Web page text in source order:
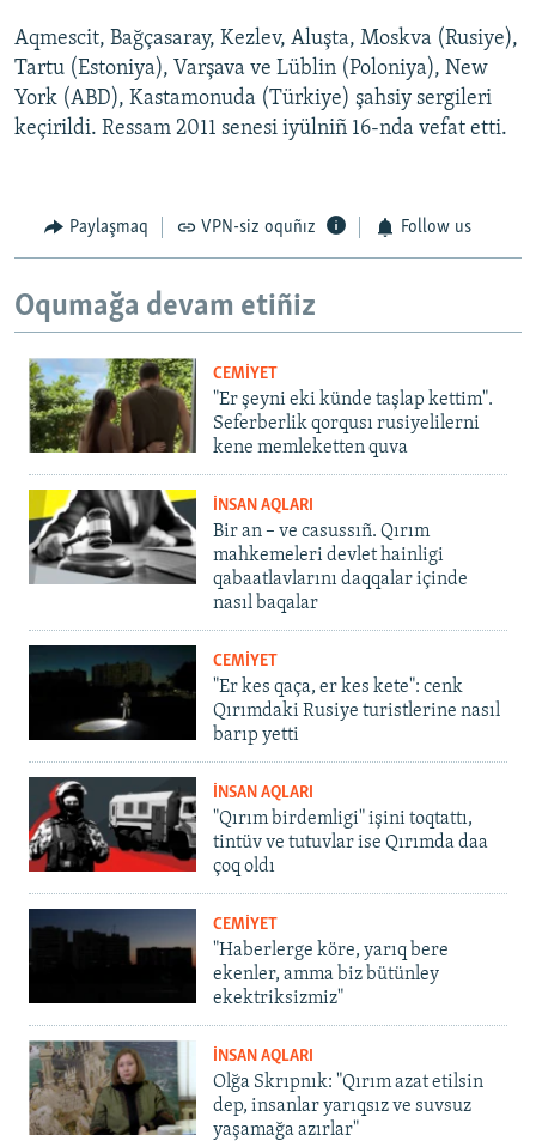
Aqmescit, Bağçasaray, Kezlev, Aluşta, Moskva (Rusiye),
Tartu (Estoniya), Varşava ve Lüblin (Poloniya), New
York (ABD), Kastamonuda (Türkiye) şahsiy sergileri
keçirildi. Ressam 2011 senesi iyülniñ 16-nda vefat etti.
Paylaşmaq VPN-siz oquñız Follow us
Oqumağa devam etiñiz
CEMİYET
"Er şeyni eki künde taşlap kettim".
Seferberlik qorqusı rusiyelilerni
kene memleketten quva
İNSAN AQLARI
Bir an – ve casussıñ. Qırım
mahkemeleri devlet hainligi
qabaatlavlarını daqqalar içinde
nasıl baqalar
CEMİYET
"Er kes qaça, er kes kete": cenk
Qırımdaki Rusiye turistlerine nasıl
barıp yetti
İNSAN AQLARI
"Qırım birdemligi" işini toqtattı,
tintüv ve tutuvlar ise Qırımda daa
çoq oldı
CEMİYET
"Haberlerge köre, yarıq bere
ekenler, amma biz bütünley
ekektriksizmiz"
İNSAN AQLARI
Olğa Skrıpnık: "Qırım azat etilsin
dep, insanlar yarıqsız ve suvsuz
yaşamağa azırlar"